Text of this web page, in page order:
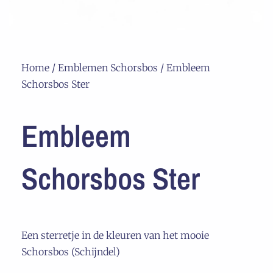
Home / Emblemen Schorsbos / Embleem
Schorsbos Ster
Embleem
Schorsbos Ster
Een sterretje in de kleuren van het mooie
Schorsbos (Schijndel)